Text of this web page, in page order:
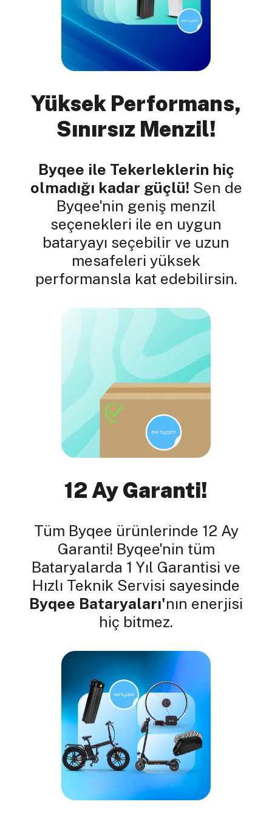
Yüksek Performans,
Sınırsız Menzil!
Byqee ile Tekerleklerin hiç
olmadığı kadar güçlü! Sen de
Byqee'nin geniş menzil
seçenekleri ile en uygun
bataryayı seçebilir ve uzun
mesafeleri yüksek
performansla kat edebilirsin.
12 Ay Garanti!
Tüm Byqee ürünlerinde 12 Ay
Garanti! Byqee'nin tüm
Bataryalarda 1 Yıl Garantisi ve
Hızlı Teknik Servisi sayesinde
Byqee Bataryaları'nın enerjisi
hiç bitmez.